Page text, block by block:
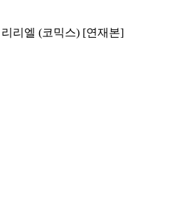
리엘 (코믹스) [연재본]